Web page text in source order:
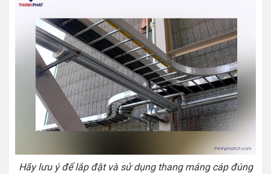
Hãy lưu ý để lắp đặt và sử dụng thang máng cáp đúng